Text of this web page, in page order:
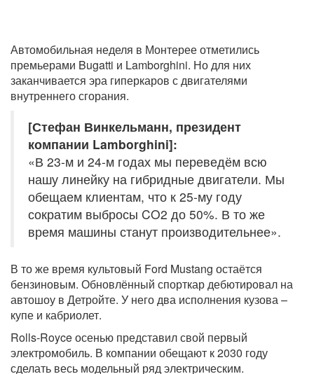
Автомобильная неделя в Монтерее отметились
премьерами Bugatti и Lamborghini. Но для них
заканчивается эра гиперкаров с двигателями
внутреннего сгорания.
[Стефан Винкельманн, президент
компании Lamborghini]:
«В 23-м и 24-м годах мы переведём всю
нашу линейку на гибридные двигатели. Мы
обещаем клиентам, что к 25-му году
сократим выбросы CO2 до 50%. В то же
время машины станут производительнее».
В то же время культовый Ford Mustang остаётся
бензиновым. Обновлённый спорткар дебютировал на
автошоу в Детройте. У него два исполнения кузова –
купе и кабриолет.
Rolls-Royce осенью представил свой первый
электромобиль. В компании обещают к 2030 году
сделать весь модельный ряд электрическим.